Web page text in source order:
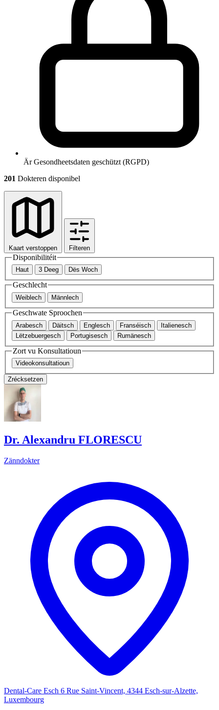
Är Gesondheetsdaten geschützt (RGPD)
201 Dokteren disponibel
Kaart verstoppen Filteren
Disponibilitéit
Haut 3 Deeg Dës Woch
Geschlecht
Weiblech Männlech
Geschwate Sproochen
Arabesch Däitsch Englesch Franséisch
Italienesch
Lëtzebuergesch
Portugisesch Rumänesch
Zort vu Konsultatioun
Videokonsultatioun
Zrécksetzen
Dr. Alexandru FLORESCU
Zänndokter
Dental-Care Esch 6 Rue Saint-Vincent, 4344 Esch-sur-Alzette,
Luxembourg